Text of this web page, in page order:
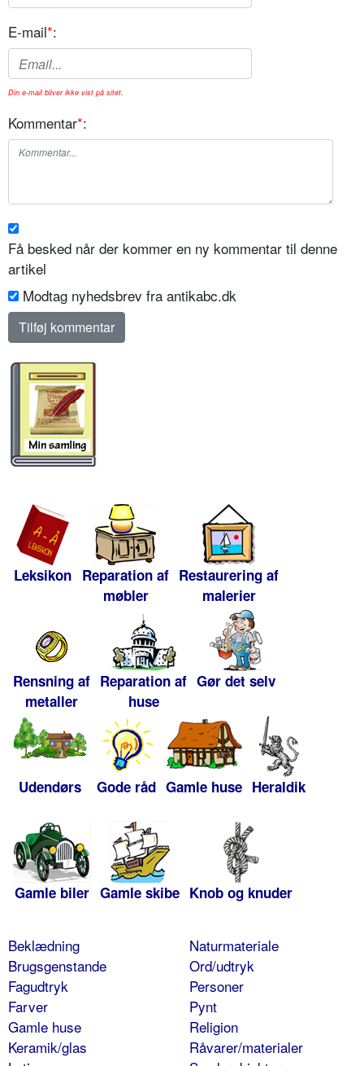
E-mail*:
Din e-mail bliver ikke vist på sitet.
Kommentar*:
Få besked når der kommer en ny kommentar til denne
artikel
Modtag nyhedsbrev fra antikabc.dk
Leksikon Reparation af
møbler
Restaurering af
malerier
Rensning af
metaller
Reparation af
huse
Gør det selv
Udendørs Gode råd Gamle huse Heraldik
Gamle biler Gamle skibe Knob og knuder
Beklædning
Brugsgenstande
Fagudtryk
Farver
Gamle huse
Keramik/glas
Naturmateriale
Ord/udtryk
Personer
Pynt
Religion
Råvarer/materialer